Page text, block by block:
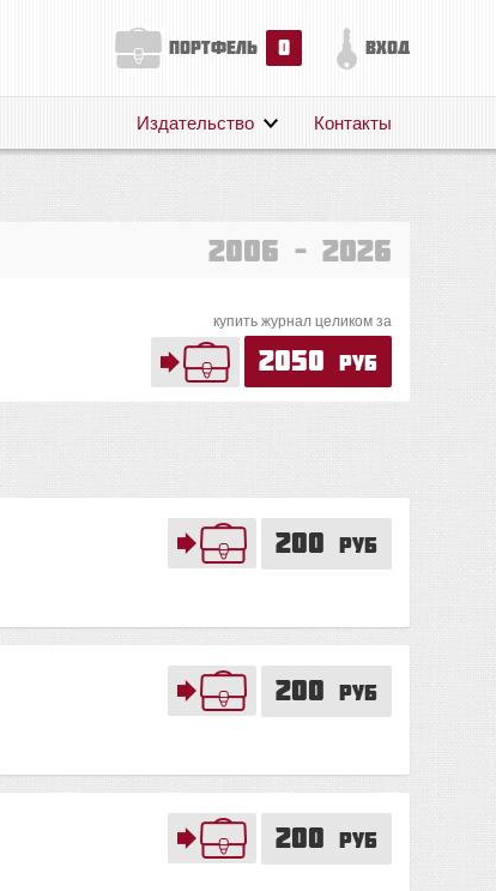
портфель 0 вход
Поддержка
Издательство Контакты
2006 – 2026
купить журнал целиком за
2050 руб
200 руб
200 руб
200 руб